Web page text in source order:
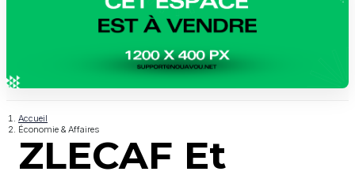
Accueil
Économie & Affaires
ZLECAF Et